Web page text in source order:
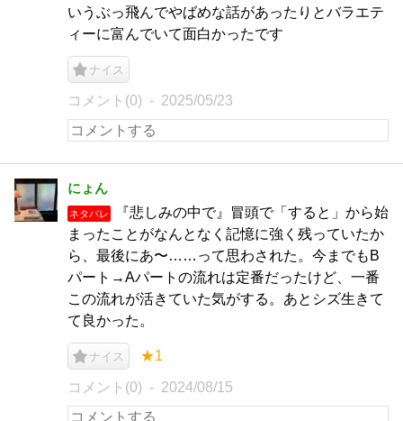
いうぶっ飛んでやばめな話があったりとバラエテ
ィーに富んでいて面白かったです
ナイス
コメント(0) 2025/05/23
にょん
ネタバレ
『悲しみの中で』冒頭で「すると」から始
まったことがなんとなく記憶に強く残っていたか
ら、最後にあ〜……って思わされた。今までもB
パート→Aパートの流れは定番だったけど、一番
この流れが活きていた気がする。あとシズ生きて
て良かった。
ナイス ★1
コメント(0) 2024/08/15